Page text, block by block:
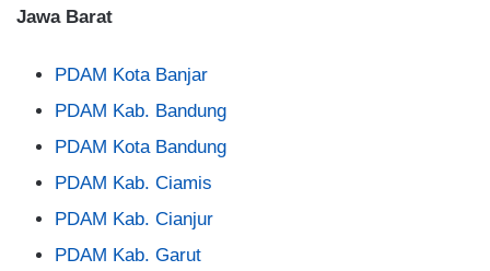
Jawa Barat
PDAM Kota Banjar
PDAM Kab. Bandung
PDAM Kota Bandung
PDAM Kab. Ciamis
PDAM Kab. Cianjur
PDAM Kab. Garut